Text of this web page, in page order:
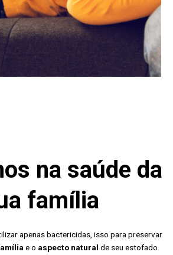
na saúde da
família
apenas bactericidas, isso para preservar
e o aspecto natural de seu estofado.